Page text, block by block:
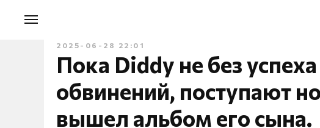
2025-06-28 22:01
Пока Diddy не без
обвинений, поступают
вышел альбом его сына.